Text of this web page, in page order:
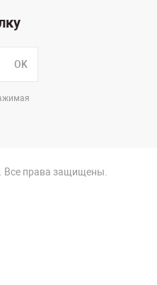
OK
Все права защищены.